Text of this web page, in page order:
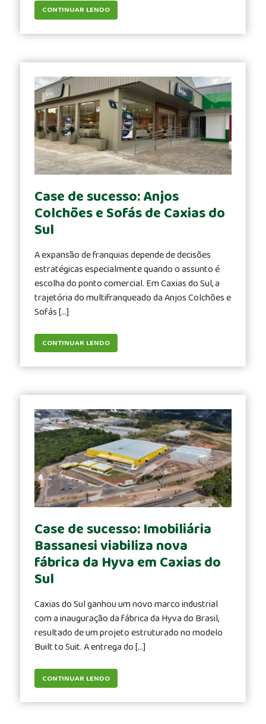
CONTINUAR LENDO
Case de sucesso: Anjos
Colchões e Sofás de Caxias do
Sul
A expansão de franquias depende de decisões
estratégicas especialmente quando o assunto é
escolha do ponto comercial. Em Caxias do Sul, a
trajetória do multifranqueado da Anjos Colchões e
Sofás […]
CONTINUAR LENDO
Case de sucesso: Imobiliária
Bassanesi viabiliza nova
fábrica da Hyva em Caxias do
Sul
Caxias do Sul ganhou um novo marco industrial
com a inauguração da fábrica da Hyva do Brasil,
resultado de um projeto estruturado no modelo
Built to Suit. A entrega do […]
CONTINUAR LENDO